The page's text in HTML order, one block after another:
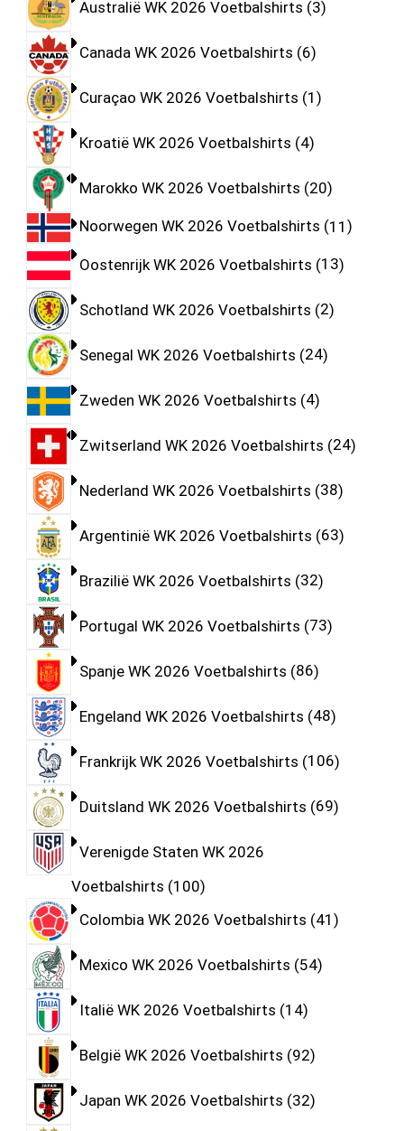
Australië WK 2026 Voetbalshirts 3
Canada WK 2026 Voetbalshirts 6
Curaçao WK 2026 Voetbalshirts 1
Kroatië WK 2026 Voetbalshirts 4
Marokko WK 2026 Voetbalshirts 20
Noorwegen WK 2026 Voetbalshirts 11
Oostenrijk WK 2026 Voetbalshirts 13
Schotland WK 2026 Voetbalshirts 2
Senegal WK 2026 Voetbalshirts 24
Zweden WK 2026 Voetbalshirts 4
Zwitserland WK 2026 Voetbalshirts 24
Nederland WK 2026 Voetbalshirts 38
Argentinië WK 2026 Voetbalshirts 63
Brazilië WK 2026 Voetbalshirts 32
Portugal WK 2026 Voetbalshirts 73
Spanje WK 2026 Voetbalshirts 86
Engeland WK 2026 Voetbalshirts 48
Frankrijk WK 2026 Voetbalshirts 106
Duitsland WK 2026 Voetbalshirts 69
Verenigde Staten WK 2026
Voetbalshirts 100
Colombia WK 2026 Voetbalshirts 41
Mexico WK 2026 Voetbalshirts 54
Italië WK 2026 Voetbalshirts 14
België WK 2026 Voetbalshirts 92
Japan WK 2026 Voetbalshirts 32